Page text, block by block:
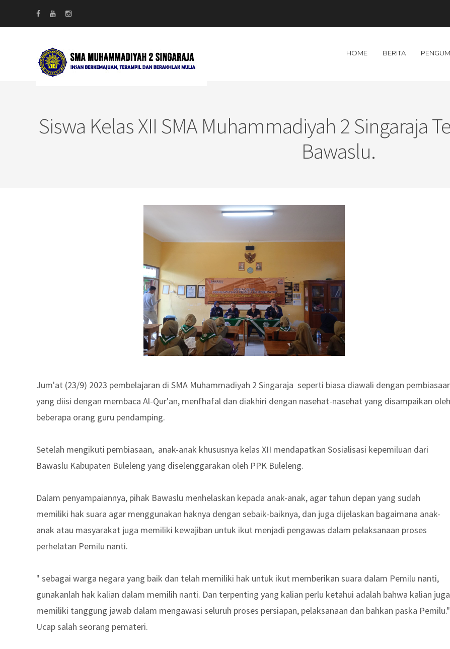
HOME BERITA
Siswa Kelas XII SMA Muhammadiyah 2 Singaraja
Bawaslu.
Jum'at (23/9) 2023 pembelajaran di SMA Muhammadiyah 2 Singaraja seperti biasa diawali dengan
yang diisi dengan membaca Al-Qur'an, menfhafal dan diakhiri dengan nasehat-nasehat yang disampaikan oleh
beberapa orang guru pendamping.
Setelah mengikuti pembiasaan, anak-anak khususnya kelas XII mendapatkan Sosialisasi kepemiluan dari
Bawaslu Kabupaten Buleleng yang diselenggarakan oleh PPK Buleleng.
Dalam penyampaiannya, pihak Bawaslu menhelaskan kepada anak-anak, agar tahun depan yang sudah
memiliki hak suara agar menggunakan haknya dengan sebaik-baiknya, dan juga dijelaskan bagaimana anak-
anak atau masyarakat juga memiliki kewajiban untuk ikut menjadi pengawas dalam pelaksanaan proses
perhelatan Pemilu nanti.
" sebagai warga negara yang baik dan telah memiliki hak untuk ikut memberikan suara dalam Pemilu nanti,
gunakanlah hak kalian dalam memilih nanti. Dan terpenting yang kalian perlu ketahui adalah bahwa kalian juga
memiliki tanggung jawab dalam mengawasi seluruh proses persiapan, pelaksanaan dan bahkan paska Pemilu."
Ucap salah seorang pemateri.